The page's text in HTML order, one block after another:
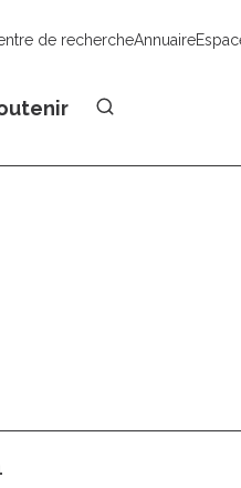
de rechercheAnnuaire